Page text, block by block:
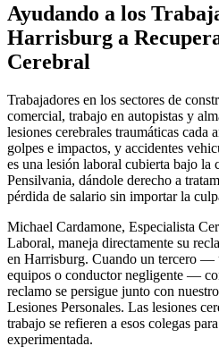
Ayudando a los
Harrisburg a
Cerebral
Trabajadores en los sectores de
comercial, trabajo en autopistas y
lesiones cerebrales traumáticas
golpes e impactos, y accidentes
es una lesión laboral cubierta bajo la
Pensilvania, dándole derecho a
pérdida de salario sin importar la
Michael Cardamone, Especialista
Laboral, maneja directamente su
en Harrisburg. Cuando un tercero —
equipos o conductor negligente —
reclamo se persigue junto con
Lesiones Personales. Las lesiones
trabajo se refieren a esos colegas
experimentada.